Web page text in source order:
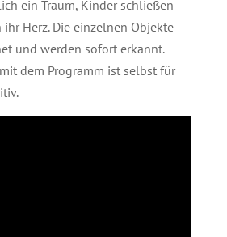
ein Traum, Kinder schließen
Herz. Die einzelnen Objekte
und werden sofort erkannt.
dem Programm ist selbst für